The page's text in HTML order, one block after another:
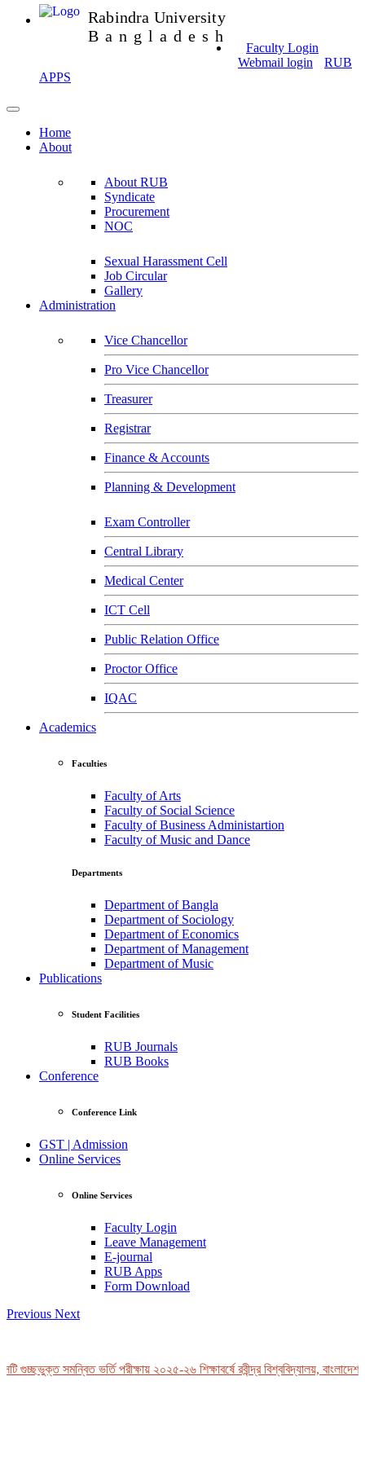
Rabindra University
Bangladesh
Faculty Login
Webmail login
RUB
APPS
Home
About
About RUB
Syndicate
Procurement
NOC
Sexual Harassment Cell
Job Circular
Gallery
Administration
Vice Chancellor
Pro Vice Chancellor
Treasurer
Registrar
Finance & Accounts
Planning & Development
Exam Controller
Central Library
Medical Center
ICT Cell
Public Relation Office
Proctor Office
IQAC
Academics
Faculties
Faculty of Arts
Faculty of Social Science
Faculty of Business Administartion
Faculty of Music and Dance
Departments
Department of Bangla
Department of Sociology
Department of Economics
Department of Management
Department of Music
Publications
Student Facilities
RUB Journals
RUB Books
Conference
Conference Link
GST | Admission
Online Services
Online Services
Faculty Login
Leave Management
E-journal
RUB Apps
Form Download
Previous Next
গুচ্ছভুক্ত সমন্বিত ভর্তি পরীক্ষায় ২০২৫-২৬ শিক্ষাবর্ষে রবীন্দ্র বিশ্ববিদ্যালয়,